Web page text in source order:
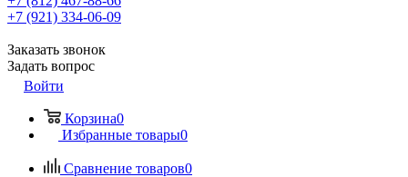
+7 (921) 334-06-09
Заказать звонок
Задать вопрос
Войти
Корзина0
Избранные товары0
Сравнение товаров0